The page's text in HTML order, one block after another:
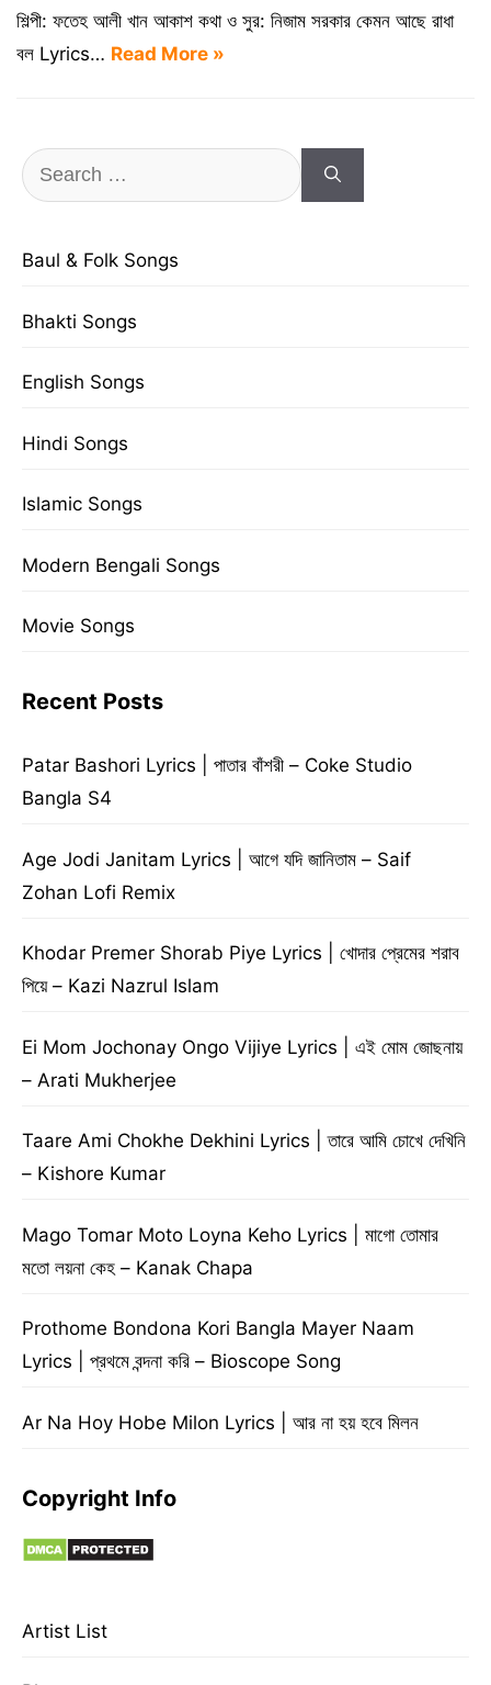
শিল্পী: ফতেহ আলী খান আকাশ কথা ও সুর: নিজাম সরকার কেমন আছে রাধা
বল Lyrics… Read More »
Search
for:
Baul & Folk Songs
Bhakti Songs
English Songs
Hindi Songs
Islamic Songs
Modern Bengali Songs
Movie Songs
Recent Posts
Patar Bashori Lyrics | পাতার বাঁশরী – Coke Studio
Bangla S4
Age Jodi Janitam Lyrics | আগে যদি জানিতাম – Saif
Zohan Lofi Remix
Khodar Premer Shorab Piye Lyrics | খোদার প্রেমের শরাব
পিয়ে – Kazi Nazrul Islam
Ei Mom Jochonay Ongo Vijiye Lyrics | এই মোম জোছনায়
– Arati Mukherjee
Taare Ami Chokhe Dekhini Lyrics | তারে আমি চোখে দেখিনি
– Kishore Kumar
Mago Tomar Moto Loyna Keho Lyrics | মাগো তোমার
মতো লয়না কেহ – Kanak Chapa
Prothome Bondona Kori Bangla Mayer Naam
Lyrics | প্রথমে বন্দনা করি – Bioscope Song
Ar Na Hoy Hobe Milon Lyrics | আর না হয় হবে মিলন
Copyright Info
Artist List